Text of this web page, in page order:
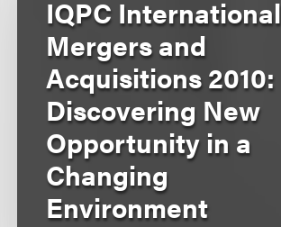
IQPC International
Mergers and
Acquisitions 2010:
Discovering New
Opportunity in a
Changing
Environment